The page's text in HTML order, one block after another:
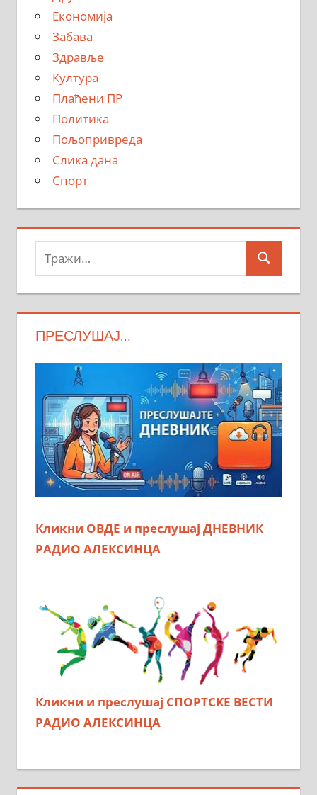
Економија
Забава
Здравље
Култура
Плаћени ПР
Политика
Пољопривреда
Слика дана
Спорт
Тражи:
Search
ПРЕСЛУШАЈ…
Кликни ОВДЕ и преслушај ДНЕВНИК
РАДИО АЛЕКСИНЦА
Кликни и преслушај СПОРТСКЕ ВЕСТИ
РАДИО АЛЕКСИНЦА